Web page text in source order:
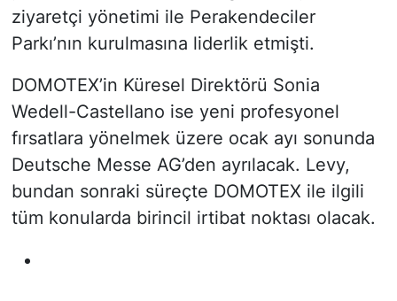
ziyaretçi yönetimi ile Perakendeciler
Parkı’nın kurulmasına liderlik etmişti.
DOMOTEX’in Küresel Direktörü Sonia
Wedell-Castellano ise yeni profesyonel
fırsatlara yönelmek üzere ocak ayı sonunda
Deutsche Messe AG’den ayrılacak. Levy,
bundan sonraki süreçte DOMOTEX ile ilgili
tüm konularda birincil irtibat noktası olacak.